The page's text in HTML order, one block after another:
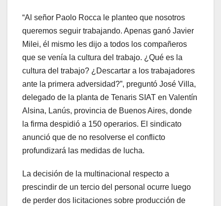
“Al señor Paolo Rocca le planteo que nosotros
queremos seguir trabajando. Apenas ganó Javier
Milei, él mismo les dijo a todos los compañeros
que se venía la cultura del trabajo. ¿Qué es la
cultura del trabajo? ¿Descartar a los trabajadores
ante la primera adversidad?”, preguntó José Villa,
delegado de la planta de Tenaris SIAT en Valentín
Alsina, Lanús, provincia de Buenos Aires, donde
la firma despidió a 150 operarios. El sindicato
anunció que de no resolverse el conflicto
profundizará las medidas de lucha.
La decisión de la multinacional respecto a
prescindir de un tercio del personal ocurre luego
de perder dos licitaciones sobre producción de